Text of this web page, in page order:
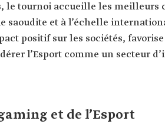
le tournoi accueille les meilleurs
saoudite et à l’échelle
positif sur les sociétés,
l’Esport comme un secteur
et de l’Esport